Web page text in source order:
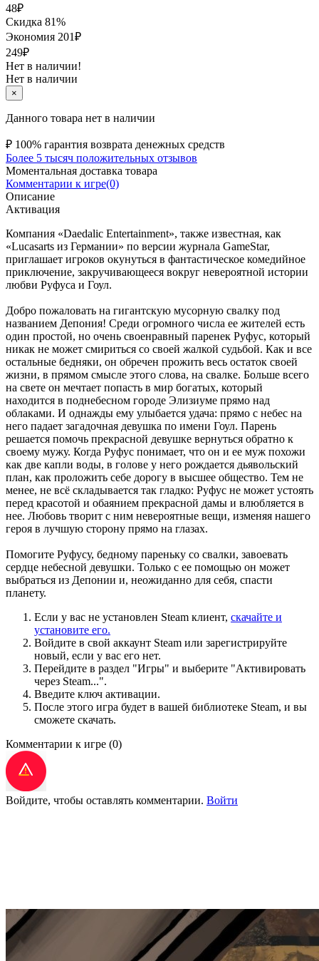
48₽
Скидка 81%
Экономия 201₽
249₽
Нет в наличии!
Нет в наличии
×
Данного товара нет в наличии
₽ 100% гарантия возврата денежных средств
Более 5 тысяч положительных отзывов
Моментальная доставка товара
Комментарии к игре(0)
Описание
Активация
Компания «Daedalic Entertainment», также известная, как
«Lucasarts из Германии» по версии журнала GameStar,
приглашает игроков окунуться в фантастическое комедийное
приключение, закручивающееся вокруг невероятной истории
любви Руфуса и Гоул.
Добро пожаловать на гигантскую мусорную свалку под
названием Депония! Среди огромного числа ее жителей есть
один простой, но очень своенравный паренек Руфус, который
никак не может смириться со своей жалкой судьбой. Как и все
остальные бедняки, он обречен прожить весь остаток своей
жизни, в прямом смысле этого слова, на свалке. Больше всего
на свете он мечтает попасть в мир богатых, который
находится в поднебесном городе Элизиуме прямо над
облаками. И однажды ему улыбается удача: прямо с небес на
него падает загадочная девушка по имени Гоул. Парень
решается помочь прекрасной девушке вернуться обратно к
своему мужу. Когда Руфус понимает, что он и ее муж похожи
как две капли воды, в голове у него рождается дьявольский
план, как проложить себе дорогу в высшее общество. Тем не
менее, не всё складывается так гладко: Руфус не может устоять
перед красотой и обаянием прекрасной дамы и влюбляется в
нее. Любовь творит с ним невероятные вещи, изменяя нашего
героя в лучшую сторону прямо на глазах.
Помогите Руфусу, бедному пареньку со свалки, завоевать
сердце небесной девушки. Только с ее помощью он может
выбраться из Депонии и, неожиданно для себя, спасти
планету.
Если у вас не установлен Steam клиент, скачайте и
установите его.
Войдите в свой аккаунт Steam или зарегистрируйте
новый, если у вас его нет.
Перейдите в раздел "Игры" и выберите "Активировать
через Steam...".
Введите ключ активации.
После этого игра будет в вашей библиотеке Steam, и вы
сможете скачать.
Комментарии к игре (0)
Войдите, чтобы оставлять комментарии. Войти